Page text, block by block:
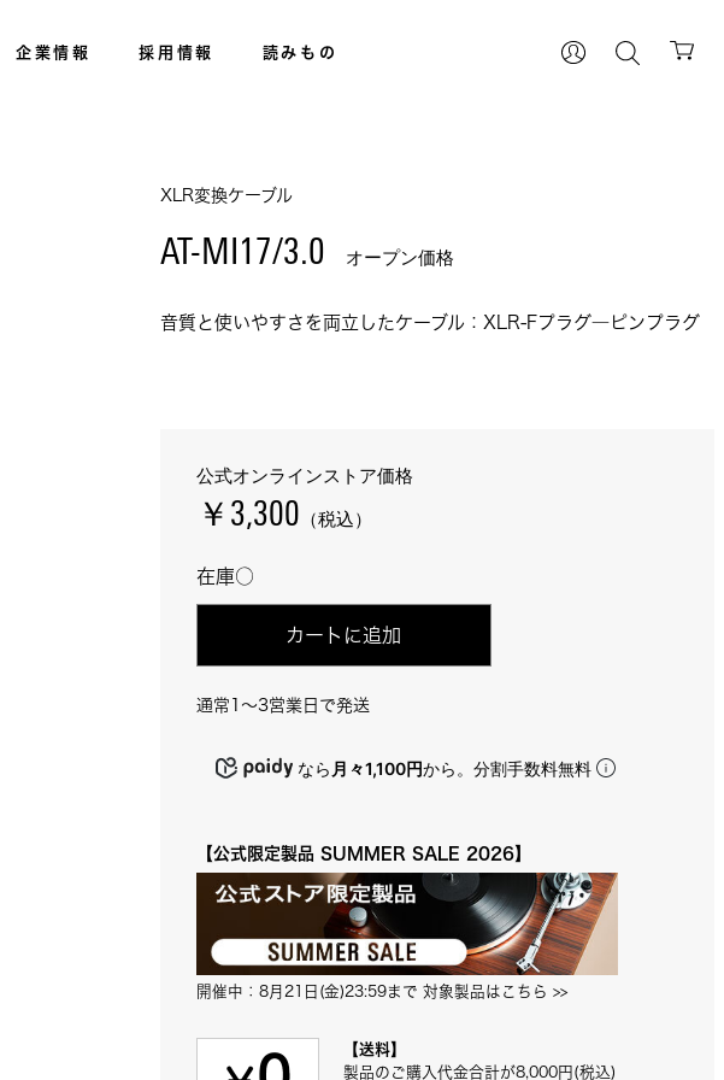
企業情報 採用情報 読みもの
XLR変換ケーブル
AT-MI17/3.0 オープン価格
音質と使いやすさを両立したケーブル：XLR-Fプラグ―ピンプラグ
公式オンラインストア価格
￥3,300 （税込）
在庫○
カートに追加
通常1～3営業日で発送
なら 月々1,100円から。分割手数料無料
【公式限定製品 SUMMER SALE 2026】
開催中：8月21日(金)23:59まで 対象製品はこちら >>
【送料】
製品のご購入代金合計が8,000円(税込)